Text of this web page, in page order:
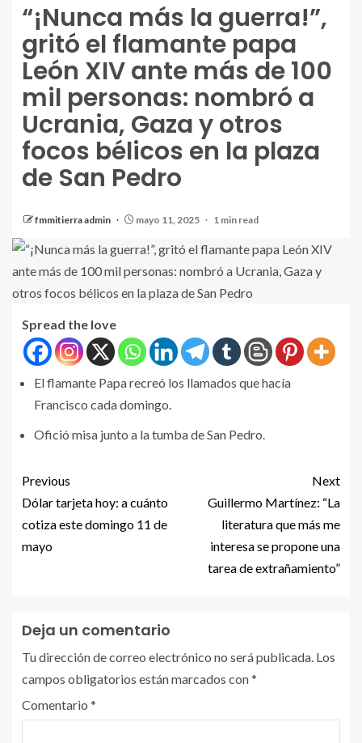
“¡Nunca más la guerra!”,
gritó el flamante papa
León XIV ante más de 100
mil personas: nombró a
Ucrania, Gaza y otros
focos bélicos en la plaza
de San Pedro
fmmitierra admin mayo 11, 2025 1 min read
Spread the love
El flamante Papa recreó los llamados que hacía
Francisco cada domingo.
Ofició misa junto a la tumba de San Pedro.
Previous
Dólar tarjeta hoy: a cuánto
cotiza este domingo 11 de
mayo
Next
Guillermo Martínez: “La
literatura que más me
interesa se propone una
tarea de extrañamiento”
Deja un comentario
Tu dirección de correo electrónico no será publicada. Los
campos obligatorios están marcados con*
Comentario *